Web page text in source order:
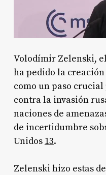
Volodímir Zelenski,
ha pedido la
como un paso
contra la invasión
naciones de
de incertidumbre
Unidos 13.
Zelenski hizo estas